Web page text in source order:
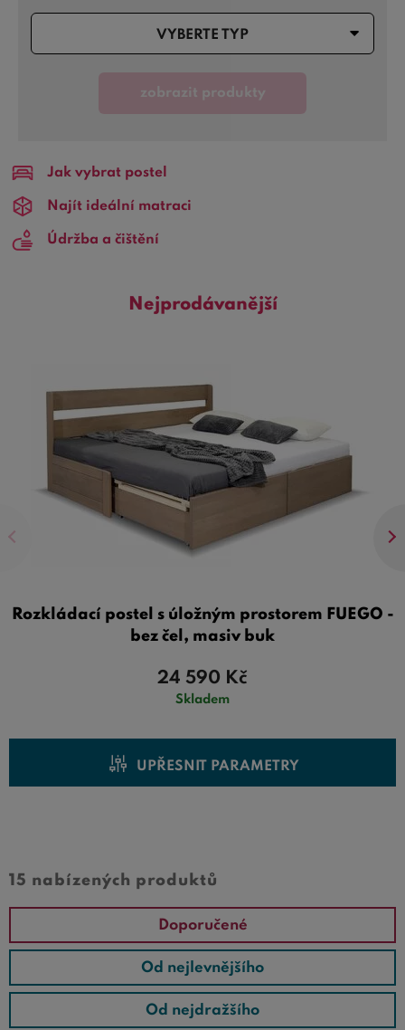
dřevěné provedení nebo hledáte něco s moderním
nádechem, jistě najdete v naší kolekci to pravé pro vás.
dřevěné postele s bočním čelem
do své ložnice kus přírody, který přidá teplý a příjemný
pocit. Prohlédněte si naši širokou nabídku a objevte, jak
poskytnout vám pohodlný spánek.
VYBERTE TYP
zobrazit produkty
Jak vybrat postel
Najít ideální matraci
Údržba a čištění
Nejprodávanější
Rozkládací postel s úložným prostorem FUEGO -
bez čel, masiv buk
Skladem
24 590 Kč
UPŘESNIT PARAMETRY
15 nabízených produktů
Doporučené
Od nejlevnějšího
Od nejdražšího